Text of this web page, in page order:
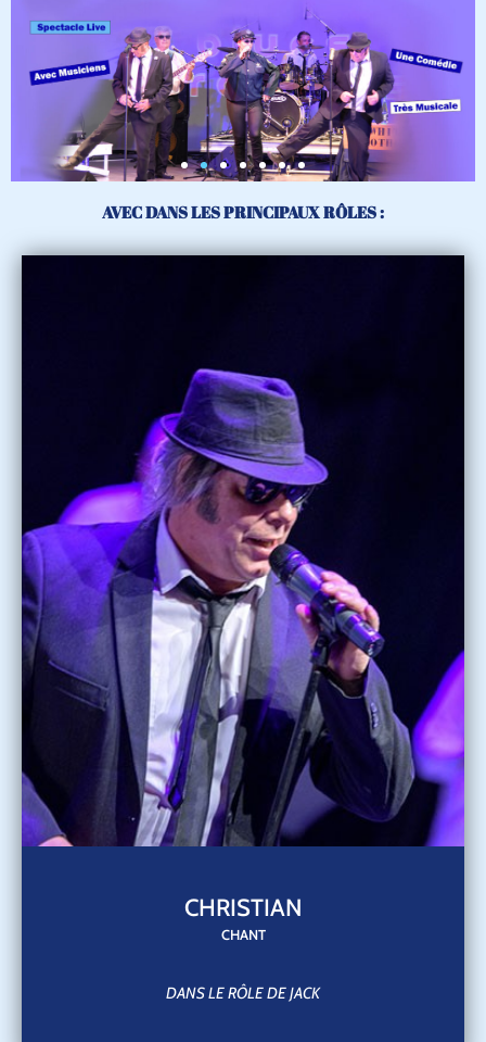
AVEC DANS LES PRINCIPAUX RÔLES :
CHRISTIAN
CHANT
DANS LE RÔLE DE JACK